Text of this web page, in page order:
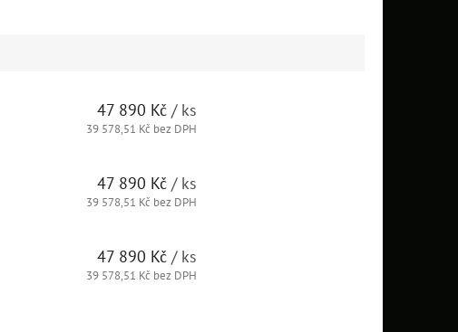
47 890 Kč / ks
39 578,51 Kč bez DPH
47 890 Kč / ks
39 578,51 Kč bez DPH
47 890 Kč / ks
39 578,51 Kč bez DPH